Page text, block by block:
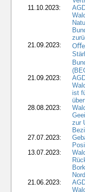
11.10.2023:
21.09.2023:
21.09.2023:
ist
28.08.2023:
zur
27.07.2023:
13.07.2023:
21.06.2023: